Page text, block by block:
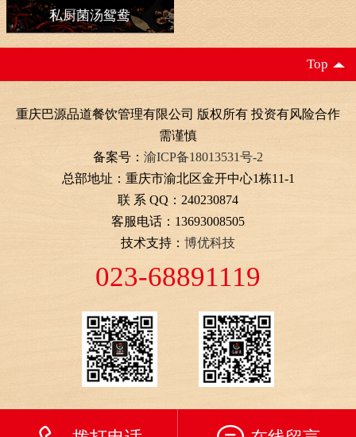
私厨菌汤鸳鸯
Top
重庆巴源品道餐饮管理有限公司 版权所有 投资有风险合作
需谨慎
备案号： 渝ICP备18013531号-2
总部地址：重庆市渝北区金开中心1栋11-1
联 系 QQ：240230874
客服电话：13693008505
技术支持： 博优科技
023-68891119